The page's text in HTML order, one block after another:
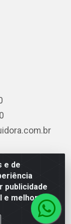
e de
publicidade
e melhorar a
42 -
410 -